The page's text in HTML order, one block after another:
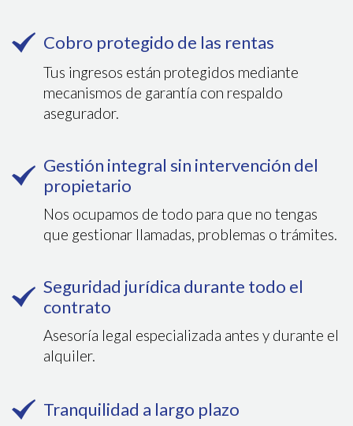
Cobro protegido de las rentas
Tus ingresos están protegidos mediante
mecanismos de garantía con respaldo
asegurador.
Gestión integral sin intervención del
propietario
Nos ocupamos de todo para que no tengas
que gestionar llamadas, problemas o trámites.
Seguridad jurídica durante todo el
contrato
Asesoría legal especializada antes y durante el
alquiler.
Tranquilidad a largo plazo